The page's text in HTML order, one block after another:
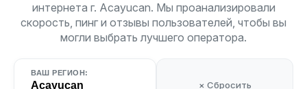
интернета г. Acayucan. Мы проанализировали
скорость, пинг и отзывы пользователей, чтобы вы
могли выбрать лучшего оператора.
ВАШ РЕГИОН:
Acayucan × Сбросить